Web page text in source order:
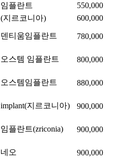
임플란트
550,000
(지르코니아)
600,000
덴티움임플란트 780,000
오스템 임플란트 800,000
오스템임플란트 880,000
implant(지르코니아) 900,000
임플란트(zriconia) 900,000
네오 900,000